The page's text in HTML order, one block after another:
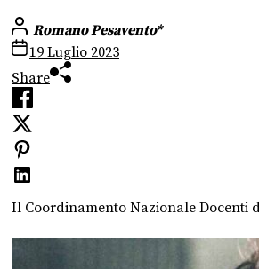
Romano Pesavento*
19 Luglio 2023
Share
Il Coordinamento Nazionale Docenti